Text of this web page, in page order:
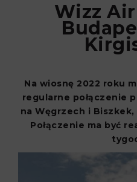
Wizz
Na wiosnę 2022 roku
regularne połączenie
na Węgrzech i
Połączenie ma być